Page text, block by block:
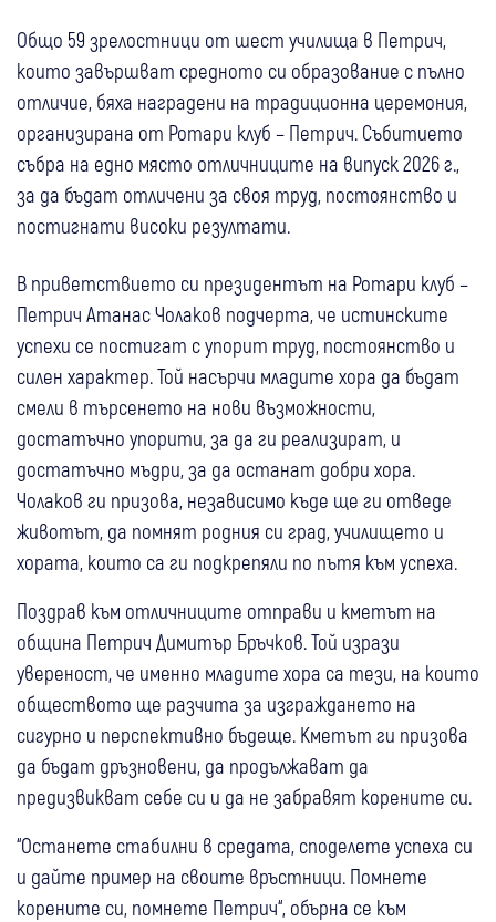
Общо 59 зрелостници от шест училища в Петрич,
които завършват средното си образование с пълно
отличие, бяха наградени на традиционна церемония,
организирана от Ротари клуб – Петрич. Събитието
събра на едно място отличниците на випуск 2026 г.,
за да бъдат отличени за своя труд, постоянство и
постигнати високи резултати.
В приветствието си президентът на Ротари клуб –
Петрич Атанас Чолаков подчерта, че истинските
успехи се постигат с упорит труд, постоянство и
силен характер. Той насърчи младите хора да бъдат
смели в търсенето на нови възможности,
достатъчно упорити, за да ги реализират, и
достатъчно мъдри, за да останат добри хора.
Чолаков ги призова, независимо къде ще ги отведе
животът, да помнят родния си град, училището и
хората, които са ги подкрепяли по пътя към успеха.
Поздрав към отличниците отправи и кметът на
община Петрич Димитър Бръчков. Той изрази
увереност, че именно младите хора са тези, на които
обществото ще разчита за изграждането на
сигурно и перспективно бъдеще. Кметът ги призова
да бъдат дръзновени, да продължават да
предизвикват себе си и да не забравят корените си.
“Останете стабилни в средата, споделете успеха си
и дайте пример на своите връстници. Помнете
корените си, помнете Петрич“, обърна се към